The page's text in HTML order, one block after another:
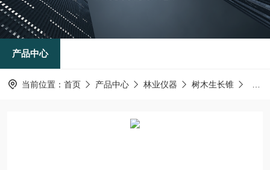
产品中心
当前位置： 首页 产品中心 林业仪器 树木生长锥